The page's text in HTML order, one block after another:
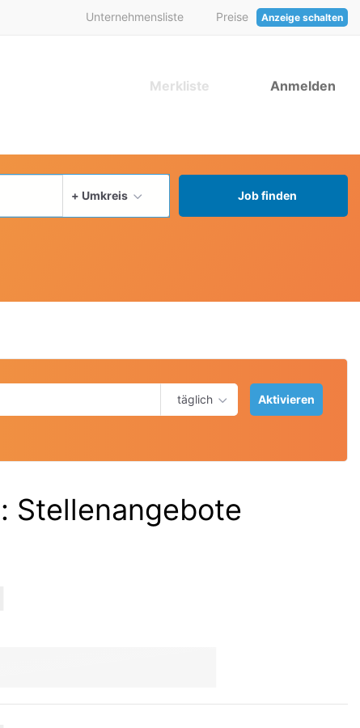
Anzeige schalten
Unternehmensliste Preise
Anmelden
Merkliste
+ Umkreis
aktuellen Ort verwenden
Job finden
täglich Aktivieren
: Stellenangebote